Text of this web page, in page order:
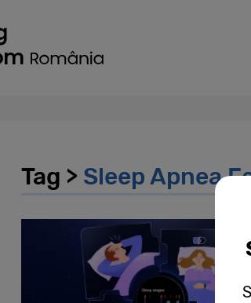
Tag > Sleep Apnea